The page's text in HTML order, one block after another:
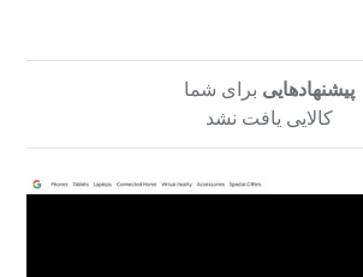
پیشنهادهایی برای شما
کالایی یافت نشد